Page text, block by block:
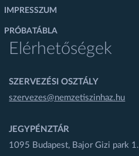
IMPRESSZUM
PRÓBATÁBLA
Elérhetőségek
SZERVEZÉSI OSZTÁLY
szervezes@nemzetiszinhaz.hu
JEGYPÉNZTÁR
1095 Budapest, Bajor Gizi park 1.